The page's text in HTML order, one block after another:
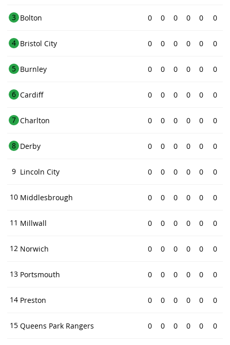
3 Bolton 0 0 0 0 0 0
4 Bristol City 0 0 0 0 0 0
5 Burnley 0 0 0 0 0 0
6 Cardiff 0 0 0 0 0 0
7 Charlton 0 0 0 0 0 0
8 Derby 0 0 0 0 0 0
9 Lincoln City 0 0 0 0 0 0
10 Middlesbrough 0 0 0 0 0 0
11 Millwall 0 0 0 0 0 0
12 Norwich 0 0 0 0 0 0
13 Portsmouth 0 0 0 0 0 0
14 Preston 0 0 0 0 0 0
15 Queens Park Rangers 0 0 0 0 0 0